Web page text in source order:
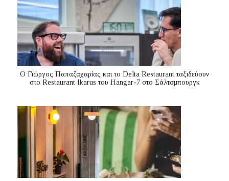
Ο Γιώργος Παπαζαχαρίας και το Delta Restaurant ταξιδεύουν
στο Restaurant Ikarus του Hangar-7 στο Σάλτσμπουργκ